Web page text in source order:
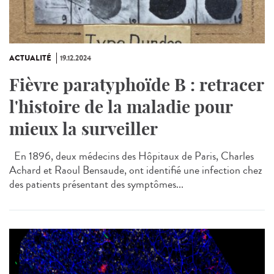
ACTUALITÉ 19.12.2024
Fièvre paratyphoïde B : retracer
l'histoire de la maladie pour
mieux la surveiller
En 1896, deux médecins des Hôpitaux de Paris, Charles
Achard et Raoul Bensaude, ont identifié une infection chez
des patients présentant des symptômes...